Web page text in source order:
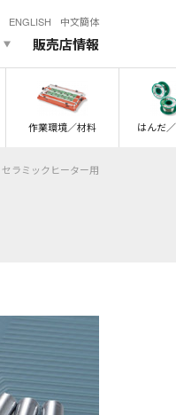
ENGLISH 中文簡体
販売店情報
作業環境／材料 はんだ
セラミックヒーター用